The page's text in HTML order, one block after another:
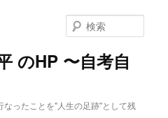
のHP 〜自考自
ったことを"人生の足跡"として残
索